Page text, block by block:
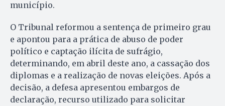
município.
O Tribunal reformou a sentença de primeiro grau
e apontou para a prática de abuso de poder
político e captação ilícita de sufrágio,
determinando, em abril deste ano, a cassação dos
diplomas e a realização de novas eleições. Após a
decisão, a defesa apresentou embargos de
declaração, recurso utilizado para solicitar